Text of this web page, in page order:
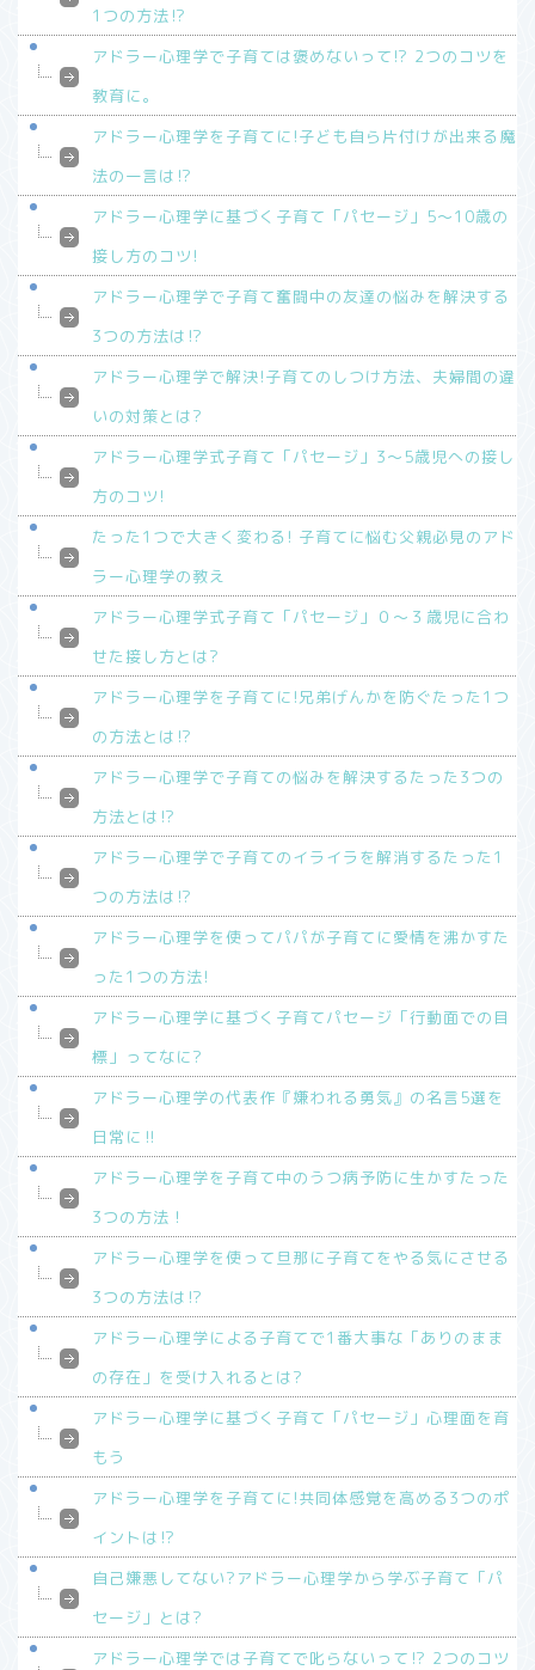
1つの方法⁉︎
アドラー心理学で子育ては褒めないって!? 2つのコツを
教育に。
アドラー心理学を子育てに!子ども自ら片付けが出来る魔
法の一言は⁉︎
アドラー心理学に基づく子育て「パセージ」5～10歳の
接し方のコツ!
アドラー心理学で子育て奮闘中の友達の悩みを解決する
3つの方法は⁉︎
アドラー心理学で解決!子育てのしつけ方法、夫婦間の違
いの対策とは?
アドラー心理学式子育て「パセージ」3～5歳児への接し
方のコツ!
たった1つで大きく変わる! 子育てに悩む父親必見のアド
ラー心理学の教え
アドラー心理学式子育て「パセージ」０～３歳児に合わ
せた接し方とは?
アドラー心理学を子育てに!兄弟げんかを防ぐたった1つ
の方法とは⁉︎
アドラー心理学で子育ての悩みを解決するたった3つの
方法とは⁉︎
アドラー心理学で子育てのイライラを解消するたった1
つの方法は⁉︎
アドラー心理学を使ってパパが子育てに愛情を沸かすた
った1つの方法!
アドラー心理学に基づく子育てパセージ「行動面での目
標」ってなに?
アドラー心理学の代表作『嫌われる勇気』の名言5選を
日常に‼︎
アドラー心理学を子育て中のうつ病予防に生かすたった
3つの方法！
アドラー心理学を使って旦那に子育てをやる気にさせる
3つの方法は⁉︎
アドラー心理学による子育てで1番大事な「ありのまま
の存在」を受け入れるとは?
アドラー心理学に基づく子育て「パセージ」心理面を育
もう
アドラー心理学を子育てに!共同体感覚を高める3つのポ
イントは⁉︎
自己嫌悪してない?アドラー心理学から学ぶ子育て「パ
セージ」とは?
アドラー心理学では子育てで叱らないって⁉︎ 2つのコツ